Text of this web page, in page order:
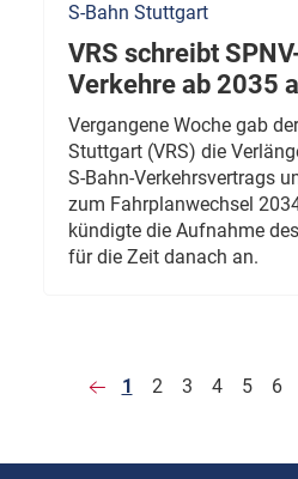
S-Bahn Stuttgart
VRS schreibt
Verkehre ab 2035
Vergangene Woche gab
Stuttgart (VRS) die
S-Bahn-Verkehrsvertrags
zum Fahrplanwechsel
kündigte die Aufnahme
für die Zeit danach an.
1 2 3 4 5 6